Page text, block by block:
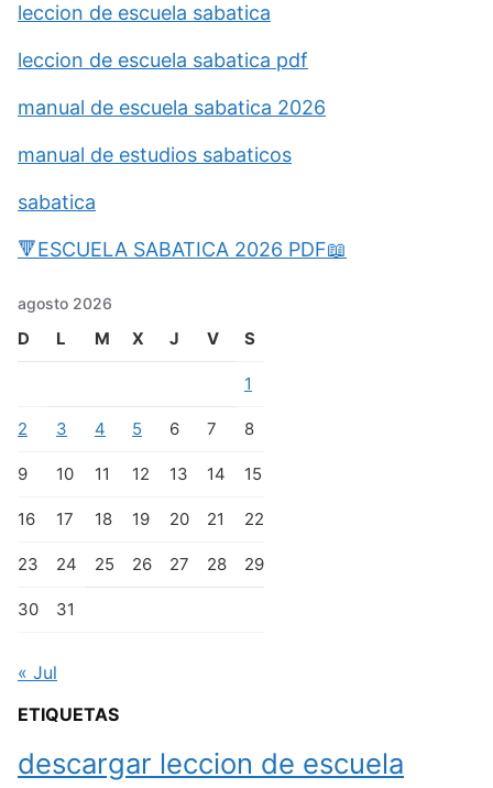
leccion de escuela sabatica
leccion de escuela sabatica pdf
manual de escuela sabatica 2026
manual de estudios sabaticos
sabatica
🔻ESCUELA SABATICA 2026 PDF📖
agosto 2026
D L M X J V S
1
2 3 4 5 6 7 8
9 10 11 12 13 14 15
16 17 18 19 20 21 22
23 24 25 26 27 28 29
30 31
« Jul
ETIQUETAS
descargar leccion de escuela